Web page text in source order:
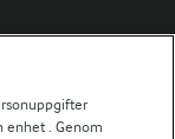
enhet . Genom